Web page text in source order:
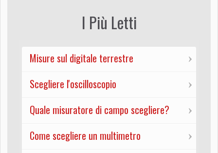
I Più Letti
Misure sul digitale terrestre
Scegliere l'oscilloscopio
Quale misuratore di campo scegliere?
Come scegliere un multimetro